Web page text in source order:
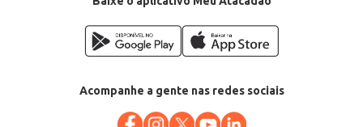
Acompanhe a gente nas redes sociais